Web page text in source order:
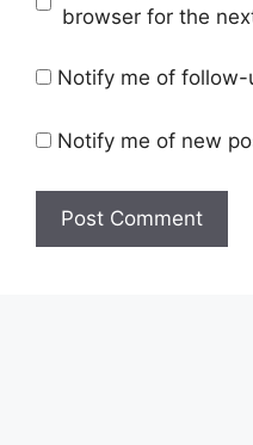
browser for the
Notify me of
Notify me of new